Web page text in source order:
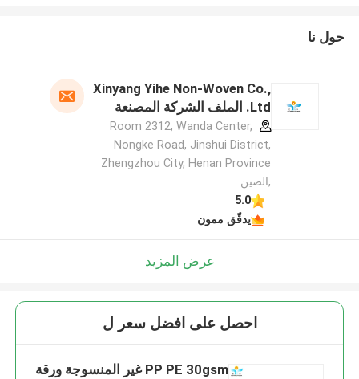
حول نا
Xinyang Yihe Non-Woven Co.,
Ltd. الملف الشركة المصنعة
Room 2312, Wanda Center,
Nongke Road, Jinshui District,
Zhengzhou City, Henan Province
,الصين
5.0
يدقّق ممون
عرض المزيد
احصل على افضل سعر ل
PP PE 30gsm غير المنسوجة ورقة